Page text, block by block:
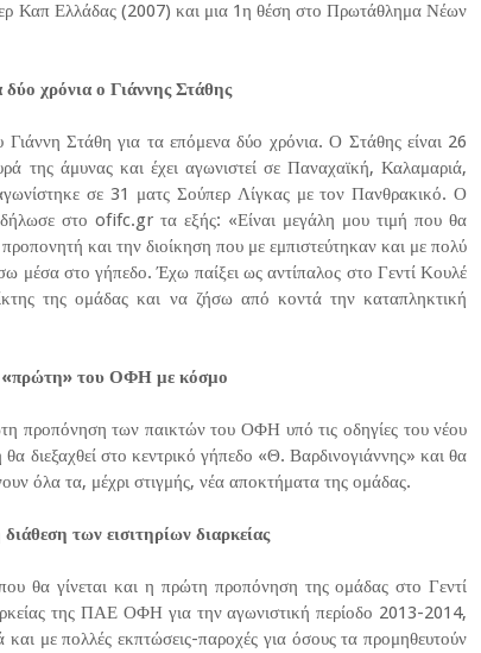
Καπ Ελλάδας (2007) και μια 1η θέση στο Πρωτάθλημα Νέων
δύο χρόνια ο Γιάννης Στάθης
Στάθη για τα επόμενα δύο χρόνια. Ο Στάθης είναι 26
της άμυνας και έχει αγωνιστεί σε Παναχαϊκή, Καλαμαριά,
σε 31 ματς Σούπερ Λίγκας με τον Πανθρακικό. Ο
στο ofifc.gr τα εξής: «Είναι μεγάλη μου τιμή που θα
και την διοίκηση που με εμπιστεύτηκαν και με πολύ
μέσα στο γήπεδο. Έχω παίξει ως αντίπαλος στο Γεντί Κουλέ
της ομάδας και να ζήσω από κοντά την καταπληκτική
«πρώτη» του ΟΦΗ με κόσμο
προπόνηση των παικτών του ΟΦΗ υπό τις οδηγίες του νέου
διεξαχθεί στο κεντρικό γήπεδο «Θ. Βαρδινογιάννης» και θα
όλα τα, μέχρι στιγμής, νέα αποκτήματα της ομάδας.
των εισιτηρίων διαρκείας
θα γίνεται και η πρώτη προπόνηση της ομάδας στο Γεντί
της ΠΑΕ ΟΦΗ για την αγωνιστική περίοδο 2013-2014,
και με πολλές εκπτώσεις-παροχές για όσους τα προμηθευτούν